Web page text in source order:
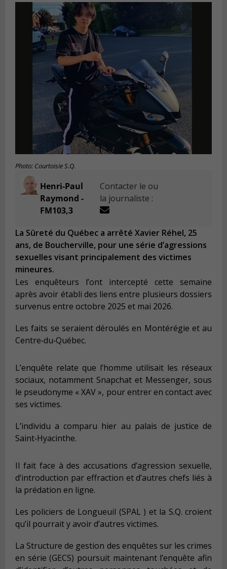
Photo: Courtoisie S.Q.
Henri-Paul
Raymond -
FM103,3
Contacter le ou
la journaliste :
La Sûreté du Québec a arrêté Xavier Réhel, 25
ans, de Boucherville, pour une série d’agressions
sexuelles visant principalement des victimes
mineures.
Les enquêteurs l’ont intercepté cette semaine
après avoir établi des liens entre plusieurs dossiers
survenus entre octobre 2025 et mai 2026.
Les faits se seraient déroulés en Montérégie et au
Centre‑du‑Québec.
L’enquête relate que l’homme utilisait les réseaux
sociaux, notamment Snapchat et Messenger, sous
le pseudonyme « XAV », pour entrer en contact avec
ses victimes.
L’individu a comparu hier au palais de justice de
Saint‑Hyacinthe.
Il fait face à des accusations d’agression sexuelle,
d’introduction par effraction et d’autres chefs liés à
la prédation en ligne.
Les policiers de Longueuil (SPAL ) et la S.Q. croient
qu’il pourrait y avoir d’autres victimes.
La Structure de gestion des enquêtes sur les crimes
en série (GECS) poursuit maintenant l’enquête afin